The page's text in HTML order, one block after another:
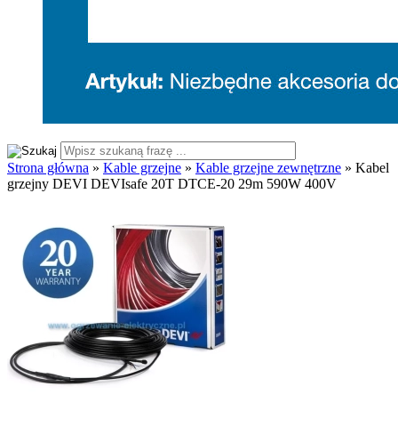
Strona główna » Kable grzejne » Kable grzejne zewnętrzne » Kabel
grzejny DEVI DEVIsafe 20T DTCE-20 29m 590W 400V